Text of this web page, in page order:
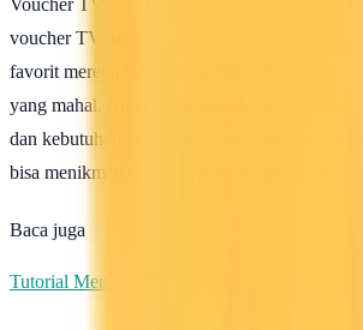
Voucher TV juga menjadi solusi terbaik
voucher TV, seluruh anggota keluarga bisa
favorit mereka tanpa perlu membayar biaya
yang mahal. Anda bisa memilih channel yang
dan kebutuhan keluarga Anda, sehingga
bisa menikmati siaran televisi dengan lebih
Baca juga
Tutorial Mengatasi Masalah Saat Membeli